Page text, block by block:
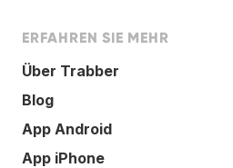
ERFAHREN SIE MEHR
Über Trabber
Blog
App Android
App iPhone